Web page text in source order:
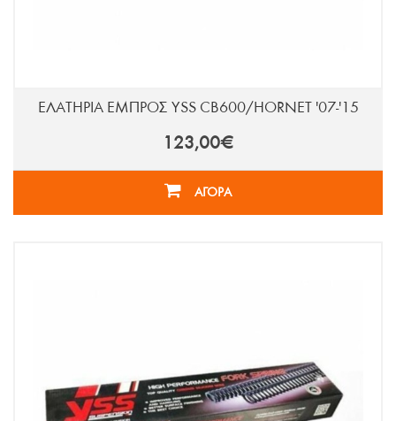
ΕΛΑΤΗΡΙΑ ΕΜΠΡΟΣ YSS CB600/HORNET '07-'15
123,00€
ΑΓΟΡΑ